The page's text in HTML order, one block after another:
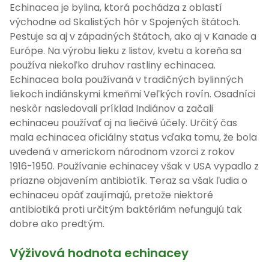
Echinacea je bylina, ktorá pochádza z oblastí
východne od Skalistých hôr v Spojených štátoch.
Pestuje sa aj v západných štátoch, ako aj v Kanade a
Európe. Na výrobu lieku z listov, kvetu a koreňa sa
používa niekoľko druhov rastliny echinacea.
Echinacea bola používaná v tradičných bylinných
liekoch indiánskymi kmeňmi Veľkých rovín. Osadníci
neskôr nasledovali príklad Indiánov a začali
echinaceu používať aj na liečivé účely. Určitý čas
mala echinacea oficiálny status vďaka tomu, že bola
uvedená v americkom národnom vzorci z rokov
1916-1950. Používanie echinacey však v USA vypadlo z
priazne objavením antibiotík. Teraz sa však ľudia o
echinaceu opäť zaujímajú, pretože niektoré
antibiotiká proti určitým baktériám nefungujú tak
dobre ako predtým.
Výživová hodnota echinacey